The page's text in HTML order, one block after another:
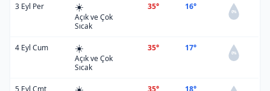
3 Eyl Per ☀️
Açık ve Çok
Sıcak
35° 16°
0%
4 Eyl Cum ☀️
Açık ve Çok
Sıcak
35° 17°
0%
5 Eyl Cmt 35° 18°